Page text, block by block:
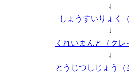
↓
しょうすいりょく
↓
くれいまんと（クレ
↓
とうじつしじょう（